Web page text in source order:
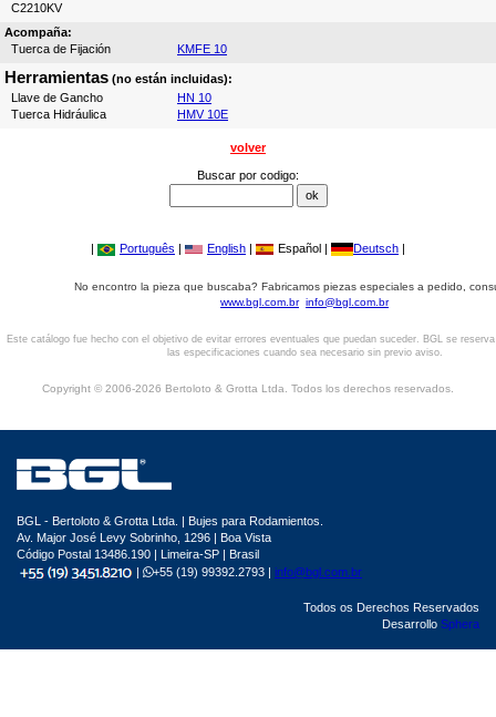
C2210KV
Acompaña:
Tuerca de Fijación
KMFE 10
Herramientas (no están incluidas):
Llave de Gancho
HN 10
Tuerca Hidráulica
HMV 10E
volver
Buscar por codigo:
| Português | English | Español | Deutsch |
No encontro la pieza que buscaba? Fabricamos piezas especiales a pedido,
www.bgl.com.br info@bgl.com.br
Este catálogo fue hecho con el objetivo de evitar errores eventuales que puedan suceder. BGL se
las especificaciones cuando sea necesario sin previo aviso.
Copyright © 2006-2026 Bertoloto & Grotta Ltda. Todos los derechos reservados.
BGL - Bertoloto & Grotta Ltda. | Bujes para Rodamientos.
Av. Major José Levy Sobrinho, 1296 | Boa Vista
Código Postal 13486.190 | Limeira-SP | Brasil
|
+55 (19) 99392.2793 | info@bgl.com.br
Todos os Derechos Reservados
Desarrollo Sphera